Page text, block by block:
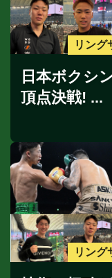
リング
日本ボクシ
頂点決戦! ...
リング